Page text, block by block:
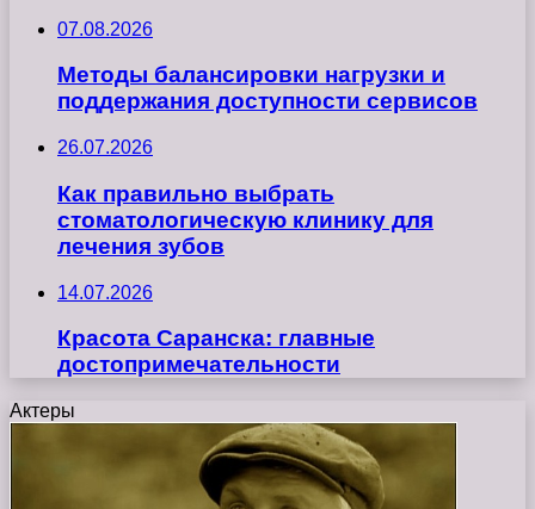
07.08.2026
Методы балансировки нагрузки и
поддержания доступности сервисов
26.07.2026
Как правильно выбрать
стоматологическую клинику для
лечения зубов
14.07.2026
Красота Саранска: главные
достопримечательности
Актеры